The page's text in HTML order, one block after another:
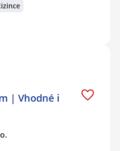
| Vhodné i